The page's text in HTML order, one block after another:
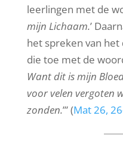
leerlingen met de
mijn Lichaam.’
het spreken van
die toe met de
Want dit is mijn
voor velen vergoten
zonden.’” (Mat 26,